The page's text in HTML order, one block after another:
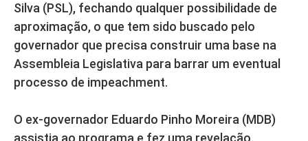
Silva (PSL), fechando qualquer possibilidade de
aproximação, o que tem sido buscado pelo
governador que precisa construir uma base na
Assembleia Legislativa para barrar um eventual
processo de impeachment.
O ex-governador Eduardo Pinho Moreira (MDB)
assistia ao programa e fez uma revelação.